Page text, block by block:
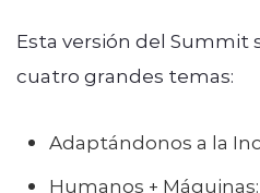
Esta versión del Summit
cuatro grandes temas:
Adaptándonos a la
Humanos +